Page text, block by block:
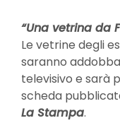
“Una vetrina da
Le vetrine degli
saranno
televisivo e sarà
scheda
La Stampa.